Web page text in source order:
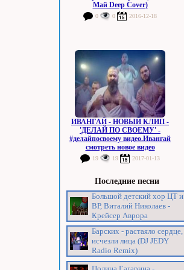
Май Deep Cover)
0 0 2016-12-18
ИВАНГАЙ - НОВЫЙ КЛИП -
'ДЕЛАЙ ПО СВОЕМУ' -
#делайпосвоему видео.Ивангай
смотреть новое видео
19 19 2017-01-13
Последние песни
Большой детский хор ЦТ и
ВР, Виталий Николаев -
Крейсер Аврора
Барских - растаяло сердце,
исчезли лица (DJ JEDY
Radio Remix)
Полина Гагарина -